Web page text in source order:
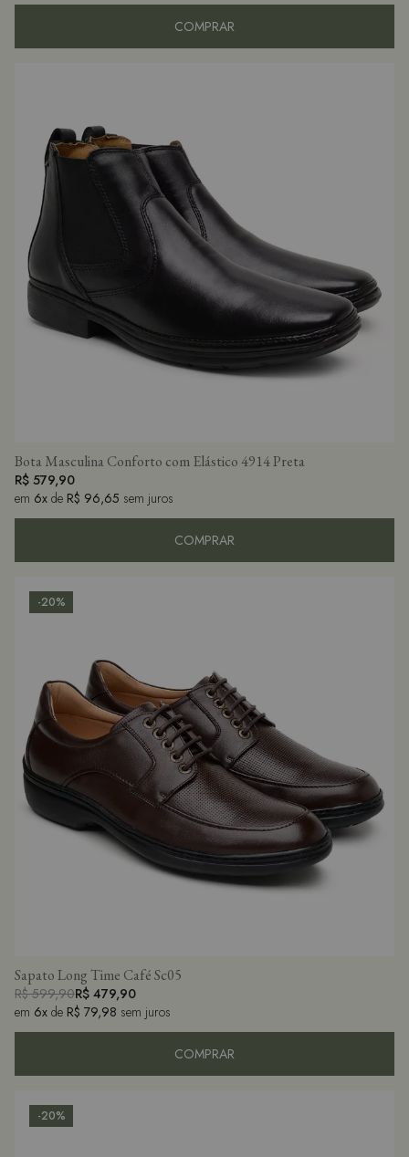
COMPRAR
Bota Masculina Conforto com Elástico 4914 Preta
R$ 579,90
em 6x de R$ 96,65 sem juros
COMPRAR
-20%
Sapato Long Time Café Sc05
R$ 599,90R$ 479,90
em 6x de R$ 79,98 sem juros
COMPRAR
-20%